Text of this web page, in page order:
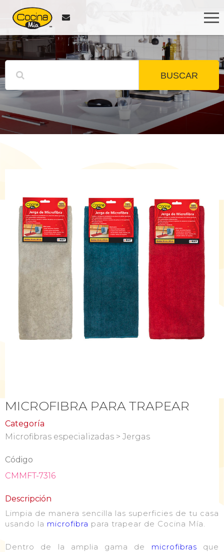
BUSCAR
MICROFIBRA PARA TRAPEAR
Categoría
Microfibras especializadas > Jergas
Código
CMMFT-7316
Descripción
Limpia de manera sencilla las superficies de tu casa
usando la microfibra para trapear de Cocina Mía.
Dentro de la amplia gama de microfibras que